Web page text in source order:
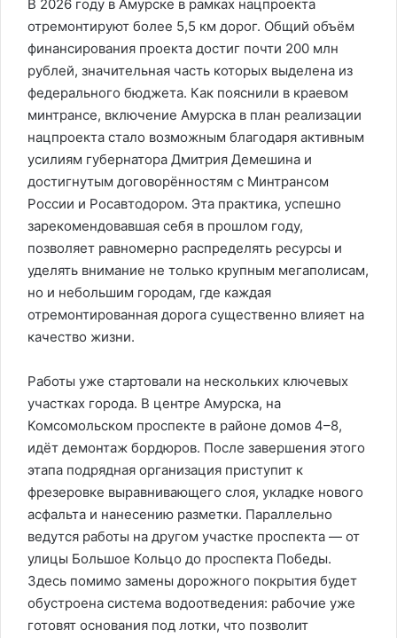
В 2026 году в Амурске в рамках нацпроекта
отремонтируют более 5,5 км дорог. Общий объём
финансирования проекта достиг почти 200 млн
рублей, значительная часть которых выделена из
федерального бюджета. Как пояснили в краевом
минтрансе, включение Амурска в план реализации
нацпроекта стало возможным благодаря активным
усилиям губернатора Дмитрия Демешина и
достигнутым договорённостям с Минтрансом
России и Росавтодором. Эта практика, успешно
зарекомендовавшая себя в прошлом году,
позволяет равномерно распределять ресурсы и
уделять внимание не только крупным мегаполисам,
но и небольшим городам, где каждая
отремонтированная дорога существенно влияет на
качество жизни.
Работы уже стартовали на нескольких ключевых
участках города. В центре Амурска, на
Комсомольском проспекте в районе домов 4–8,
идёт демонтаж бордюров. После завершения этого
этапа подрядная организация приступит к
фрезеровке выравнивающего слоя, укладке нового
асфальта и нанесению разметки. Параллельно
ведутся работы на другом участке проспекта — от
улицы Большое Кольцо до проспекта Победы.
Здесь помимо замены дорожного покрытия будет
обустроена система водоотведения: рабочие уже
готовят основания под лотки, что позволит